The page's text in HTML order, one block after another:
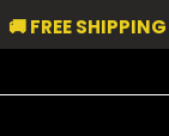
🚚 FREE SHIPPING